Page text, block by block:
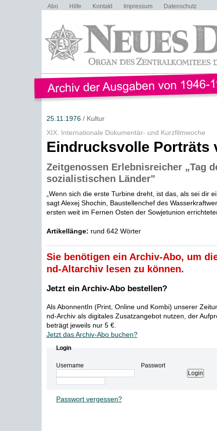
Abo Hilfe Kontakt Impressum Datenschutz
25.11.1976/ Kultur
XIX. Internationale Dokumentär- und Kurzfilmwoche
Eindrucksvolle Porträts
Zeitgenossen Erlebnisreicher „Tag
sozialistischen Länder"
„Wenn sich die erste Turbine dreht, ist das, als sei dir
sagt Alexej Shochin, Baustellenchef des
ersten weit im Fernen Osten der Sowjetunion
Artikellänge: rund 642 Wörter
Sie benötigen ein Archiv-Abo, um
nd-Altarchiv lesen zu können.
Jetzt ein Archiv-Abo bestellen?
Als AbonnentIn (Print, Online und Kombi) unserer
nd-Archiv als digitales Zusatzangebot nutzen, der
beträgt jeweils nur 5 €.
Jetzt das Archiv-Abo buchen?
Login
Username Passwort
Passwort vergessen?